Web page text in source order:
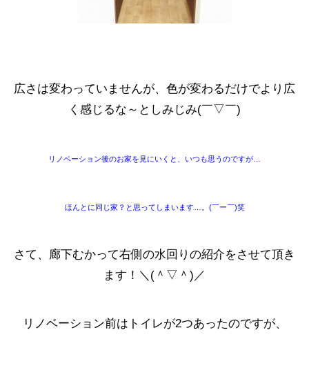
広さは変わっていませんが、色が変わるだけでより広
く感じるな～としみじみ(￣▽￣)
リノベーション後のお家を見にいくと、いつも思うのですが…
ほんとに同じ家？と思ってしまいます…。(￣ー￣)笑
さて、廊下むかって右側の水回りの紹介をさせて頂き
ます！＼(＾▽＾)／
リノベーション前はトイレが2つあったのですが、